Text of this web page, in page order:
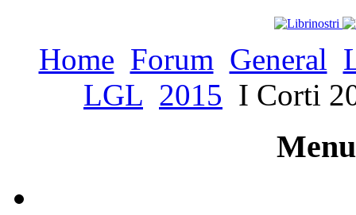
Home Forum General
LGL 2015 I Corti